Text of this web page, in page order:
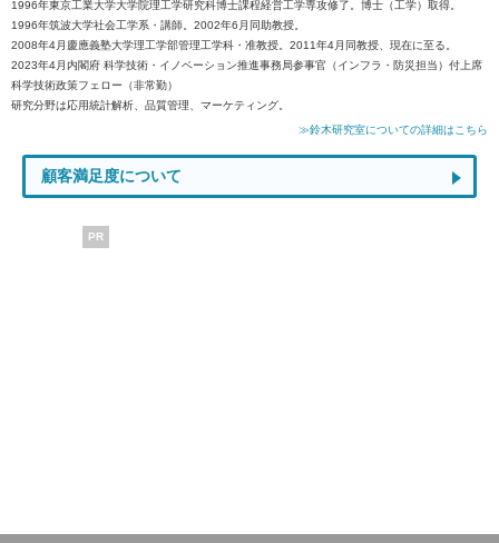
1996年東京工業大学大学院理工学研究科博士課程経営工学専攻修了。博士（工学）取得。
1996年筑波大学社会工学系・講師。2002年6月同助教授。
2008年4月慶應義塾大学理工学部管理工学科・准教授。2011年4月同教授、現在に至る。
2023年4月内閣府 科学技術・イノベーション推進事務局参事官（インフラ・防災担当）付上席
科学技術政策フェロー（非常勤）
研究分野は応用統計解析、品質管理、マーケティング。
≫鈴木研究室についての詳細はこちら
顧客満足度について
PR